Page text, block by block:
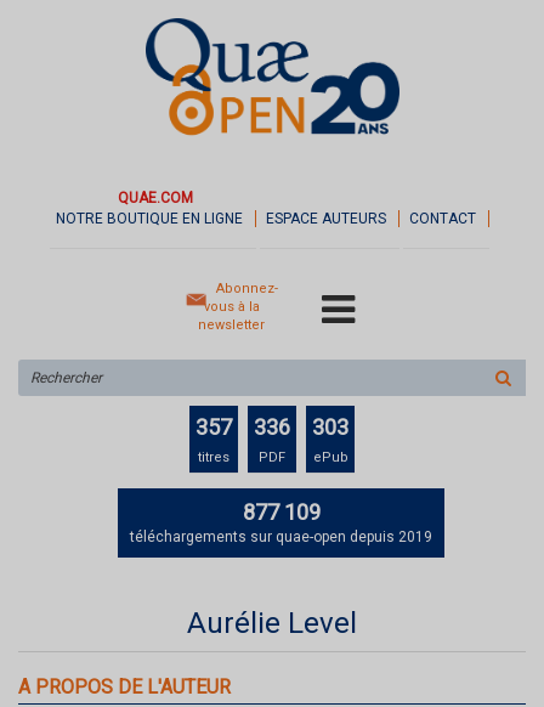
QUAE.COM
NOTRE BOUTIQUE EN LIGNE
ESPACE AUTEURS CONTACT
Abonnez-
vous à la
newsletter
sur
le
357
titres
336
PDF
303
ePub
877 109
téléchargements sur quae-open depuis 2019
Aurélie Level
A PROPOS DE L'AUTEUR